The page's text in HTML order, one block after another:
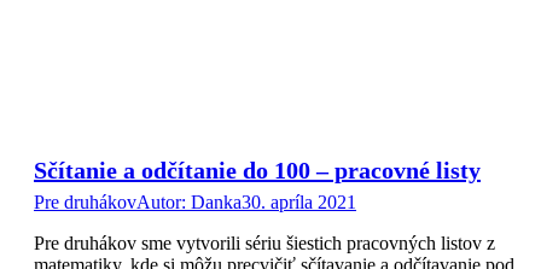
Sčítanie a odčítanie do 100 – pracovné listy
Pre druhákovAutor: Danka30. apríla 2021
Pre druhákov sme vytvorili sériu šiestich pracovných listov z
matematiky, kde si môžu precvičiť sčítavanie a odčítavanie pod